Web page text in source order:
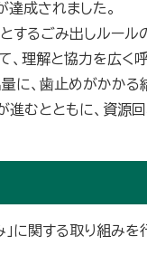
成されました。
するごみ出しルール
理解と協力を広く
に、歯止めがかかる
むとともに、資源
に関する取り組みを